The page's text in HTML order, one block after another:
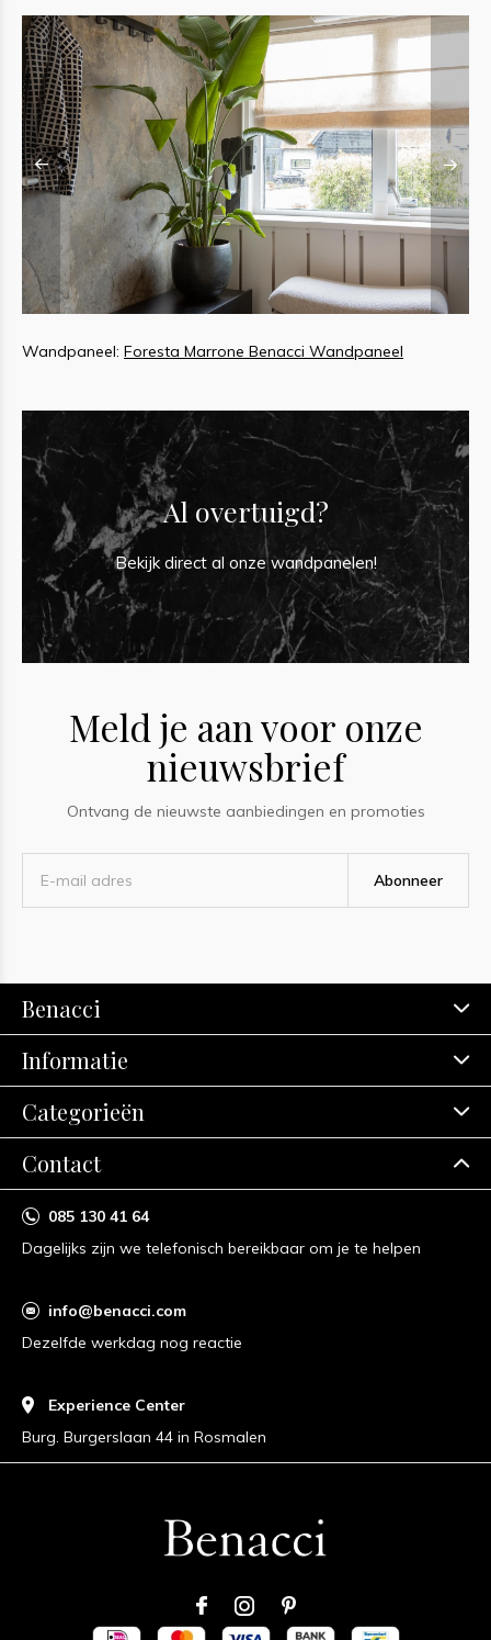
Wandpaneel: Foresta Marrone Benacci Wandpaneel
Al overtuigd?
Bekijk direct al onze wandpanelen!
Meld je aan voor onze
nieuwsbrief
Ontvang de nieuwste aanbiedingen en promoties
Abonneer
Benacci
Informatie
Categorieën
Contact
085 130 41 64
Dagelijks zijn we telefonisch bereikbaar om je te helpen
info@benacci.com
Dezelfde werkdag nog reactie
Experience Center
Burg. Burgerslaan 44 in Rosmalen